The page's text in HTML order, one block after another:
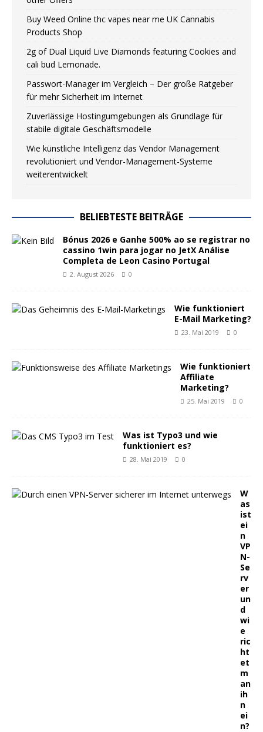
Buy Weed Online thc vapes near me UK Сannabis
Products Shop
2g of Dual Liquid Live Diamonds featuring Cookies and
cali bud Lemonade.
Passwort-Manager im Vergleich – Der große Ratgeber
für mehr Sicherheit im Internet
Zuverlässige Hostingumgebungen als Grundlage für
stabile digitale Geschäftsmodelle
Wie künstliche Intelligenz das Vendor Management
revolutioniert und Vendor-Management-Systeme
weiterentwickelt
BELIEBTESTE BEITRÄGE
Bónus 2026 e Ganhe 500% ao se registrar no
cassino 1win para jogar no JetX Análise
Completa de Leon Casino Portugal
2. August 2026 0
Wie funktioniert
E-Mail Marketing?
23. Mai 2019 0
Wie funktioniert
Affiliate
Marketing?
25. Mai 2019 0
Was ist Typo3 und wie
funktioniert es?
28. Mai 2019 0
W
as
ist
ei
n
VP
N-
Se
rv
er
un
d
wi
e
ric
ht
et
m
an
ih
n
ei
n?